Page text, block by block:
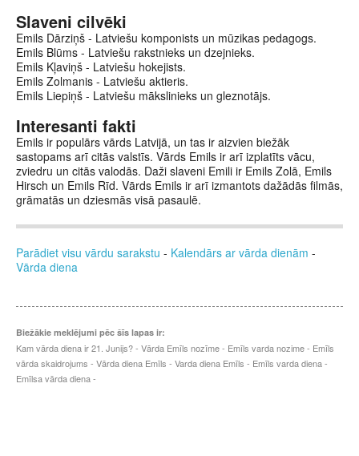
Slaveni cilvēki
Emils Dārziņš - Latviešu komponists un mūzikas pedagogs.
Emils Blūms - Latviešu rakstnieks un dzejnieks.
Emils Kļaviņš - Latviešu hokejists.
Emils Zolmanis - Latviešu aktieris.
Emils Liepiņš - Latviešu mākslinieks un gleznotājs.
Interesanti fakti
Emils ir populārs vārds Latvijā, un tas ir aizvien biežāk
sastopams arī citās valstīs. Vārds Emils ir arī izplatīts vācu,
zviedru un citās valodās. Daži slaveni Emili ir Emils Zolā, Emils
Hirsch un Emils Rīd. Vārds Emils ir arī izmantots dažādās filmās,
grāmatās un dziesmās visā pasaulē.
Parādiet visu vārdu sarakstu - Kalendārs ar vārda dienām -
Vārda diena
Biežākie meklējumi pēc šīs lapas ir:
Kam vārda diena ir 21. Junijs? - Vārda Emīls nozīme - Emīls varda nozime - Emīls
vārda skaidrojums - Vārda diena Emīls - Varda diena Emīls - Emīls varda diena -
Emīlsa vārda diena -